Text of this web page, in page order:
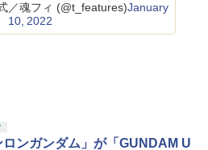
／魂フィ (@t_features)January
10, 2022
ロンガンダム」が「GUNDAM U